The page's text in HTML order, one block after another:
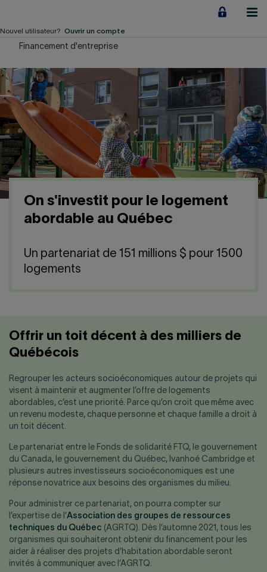
contenu
Employeurs
Financement d'entreprise
Notre Impact
À propos
Nous joindre
Nouvel utilisateur? Ouvrir un compte
Financement d'entreprise
On s'investit pour le logement
abordable au Québec
Un partenariat de 151 millions $ pour 1500
logements
Offrir un toit décent à des milliers de
Québécois
Regrouper les acteurs socioéconomiques autour de projets qui
visent à maintenir et augmenter l’offre de logements
abordables, c’est une priorité. Parce qu’on croit que même avec
un revenu modeste, chaque personne et chaque famille a droit à
un toit décent.
Le partenariat entre le Fonds de solidarité FTQ, le gouvernement
du Canada, le gouvernement du Québec, Ivanhoé Cambridge et
plusieurs autres investisseurs socioéconomiques est une
réponse novatrice aux besoins des organismes du milieu.
Pour administrer ce partenariat, on pourra compter sur
l’expertise de l’Association des groupes de ressources
techniques du Québec (AGRTQ). Dès l’automne 2021, tous les
organismes qui souhaiteront obtenir du financement pour les
aider à réaliser des projets d’habitation abordable seront
invités à communiquer avec l’AGRTQ.